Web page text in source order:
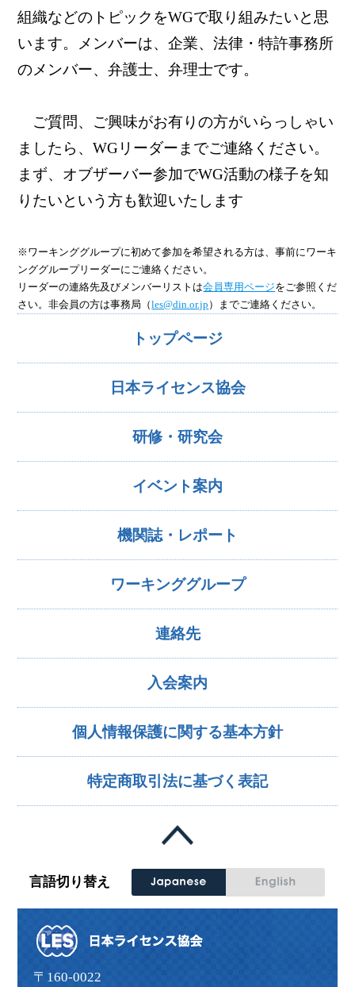
組織などのトピックをWGで取り組みたいと思
います。メンバーは、企業、法律・特許事務所
のメンバー、弁護士、弁理士です。
ご質問、ご興味がお有りの方がいらっしゃい
ましたら、WGリーダーまでご連絡ください。
まず、オブザーバー参加でWG活動の様子を知
りたいという方も歓迎いたします
※ワーキンググループに初めて参加を希望される方は、事前にワーキ
ンググループリーダーにご連絡ください。
リーダーの連絡先及びメンバーリストは会員専用ページをご参照くだ
さい。非会員の方は事務局（les@din.or.jp ）までご連絡ください。
トップページ
日本ライセンス協会
研修・研究会
イベント案内
機関誌・レポート
ワーキンググループ
連絡先
入会案内
個人情報保護に関する基本方針
特定商取引法に基づく表記
言語切り替え
〒160-0022